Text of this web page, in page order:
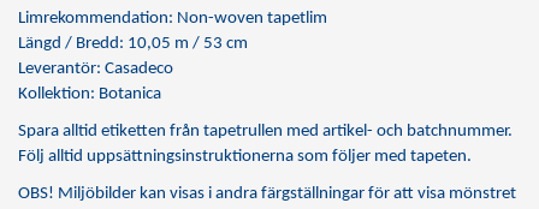
Limrekommendation: Non-woven tapetlim
Längd / Bredd: 10,05 m / 53 cm
Leverantör: Casadeco
Kollektion: Botanica
Spara alltid etiketten från tapetrullen med artikel- och batchnummer.
Följ alltid uppsättningsinstruktionerna som följer med tapeten.
OBS! Miljöbilder kan visas i andra färgställningar för att visa mönstret